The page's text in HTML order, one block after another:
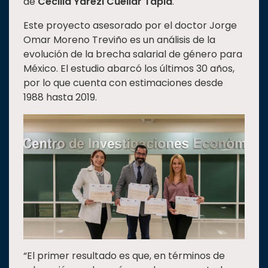
Este proyecto asesorado por el doctor Jorge
Omar Moreno Treviño es un análisis de la
evolución de la brecha salarial de género para
México. El estudio abarcó los últimos 30 años,
por lo que cuenta con estimaciones desde
1988 hasta 2019.
“El primer resultado es que, en términos de